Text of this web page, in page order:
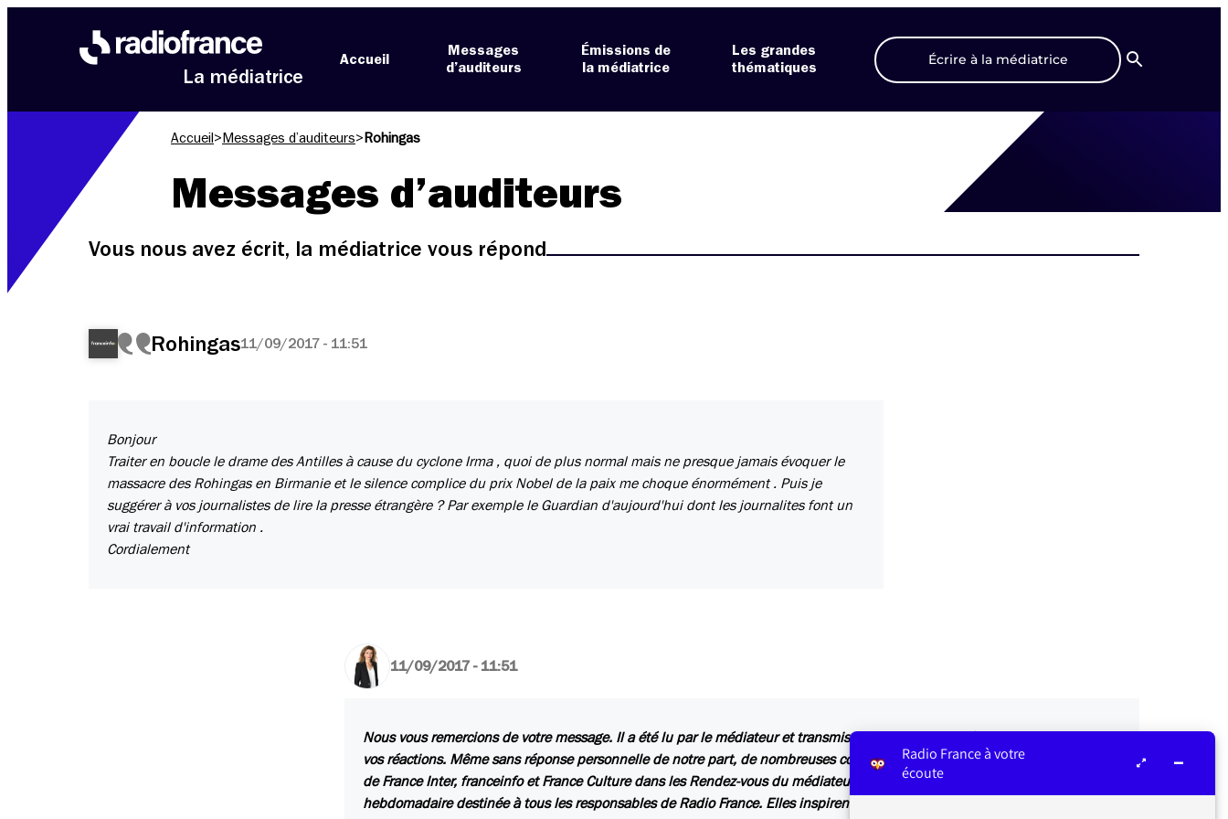
La médiatrice
Accueil
Messages
d’auditeurs
Émissions de
la médiatrice
Les grandes
thématiques
Écrire à la médiatrice
Recherche
Accueil > Messages d’auditeurs> Rohingas
Messages d’auditeurs
Vous nous avez écrit, la médiatrice vous répond
Rohingas11/09/2017 - 11:51
Bonjour
Traiter en boucle le drame des Antilles à cause du cyclone Irma , quoi de plus normal mais ne presque jamais évoquer le
massacre des Rohingas en Birmanie et le silence complice du prix Nobel de la paix me choque énormément . Puis je
suggérer à vos journalistes de lire la presse étrangère ? Par exemple le Guardian d'aujourd'hui dont les journalites font un
vrai travail d'information .
Cordialement
11/09/2017 - 11:51
Nous vous remercions de votre message. Il a été lu par le médiateur et transmis au service concerné par vos questions ou
vos réactions. Même sans réponse personnelle de notre part, de nombreuses contributions sont relayées sur les antennes
de France Inter, franceinfo et France Culture dans les Rendez-vous du médiateur ou dans Les infos du médiateur, lettre
hebdomadaire destinée à tous les responsables de Radio France. Elles inspirent également des articles explicatifs à
Radio France à votre
écoute